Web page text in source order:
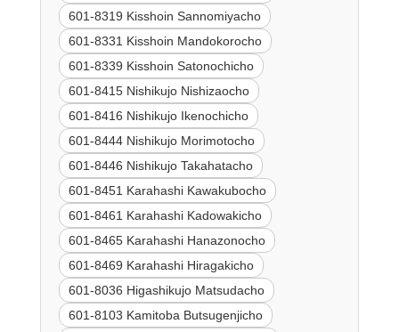
601-8319 Kisshoin Sannomiyacho
601-8331 Kisshoin Mandokorocho
601-8339 Kisshoin Satonochicho
601-8415 Nishikujo Nishizaocho
601-8416 Nishikujo Ikenochicho
601-8444 Nishikujo Morimotocho
601-8446 Nishikujo Takahatacho
601-8451 Karahashi Kawakubocho
601-8461 Karahashi Kadowakicho
601-8465 Karahashi Hanazonocho
601-8469 Karahashi Hiragakicho
601-8036 Higashikujo Matsudacho
601-8103 Kamitoba Butsugenjicho